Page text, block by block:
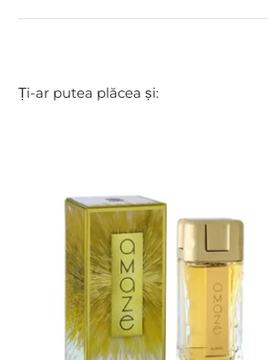
Ți-ar putea plăcea și: